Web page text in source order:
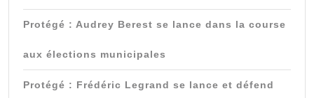
Protégé : Audrey Berest se lance dans la course
aux élections municipales
Protégé : Frédéric Legrand se lance et défend